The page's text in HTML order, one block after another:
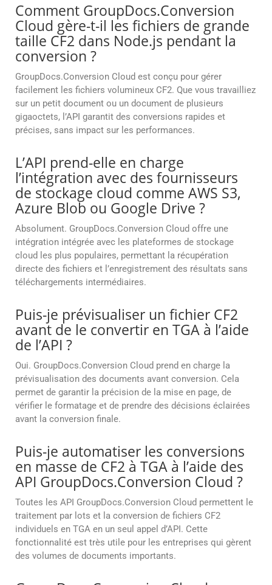
Comment GroupDocs.Conversion
Cloud gère-t-il les fichiers de grande
taille CF2 dans Node.js pendant la
conversion ?
GroupDocs.Conversion Cloud est conçu pour gérer
facilement les fichiers volumineux CF2. Que vous travailliez
sur un petit document ou un document de plusieurs
gigaoctets, l’API garantit des conversions rapides et
précises, sans impact sur les performances.
L’API prend-elle en charge
l’intégration avec des fournisseurs
de stockage cloud comme AWS S3,
Azure Blob ou Google Drive ?
Absolument. GroupDocs.Conversion Cloud offre une
intégration intégrée avec les plateformes de stockage
cloud les plus populaires, permettant la récupération
directe des fichiers et l’enregistrement des résultats sans
téléchargements intermédiaires.
Puis-je prévisualiser un fichier CF2
avant de le convertir en TGA à l’aide
de l’API ?
Oui. GroupDocs.Conversion Cloud prend en charge la
prévisualisation des documents avant conversion. Cela
permet de garantir la précision de la mise en page, de
vérifier le formatage et de prendre des décisions éclairées
avant la conversion finale.
Puis-je automatiser les conversions
en masse de CF2 à TGA à l’aide des
API GroupDocs.Conversion Cloud ?
Toutes les API GroupDocs.Conversion Cloud permettent le
traitement par lots et la conversion de fichiers CF2
individuels en TGA en un seul appel d’API. Cette
fonctionnalité est très utile pour les entreprises qui gèrent
des volumes de documents importants.